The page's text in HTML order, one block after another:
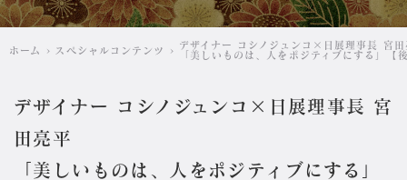
ホーム スペシャルコンテンツ
デザイナー コシノジュンコ×日展理事長 宮田
「美しいものは、人をポジティブにする」【
デザイナー コシノジュンコ×日展理事長 宮
田亮平
「美しいものは、人をポジティブにする」